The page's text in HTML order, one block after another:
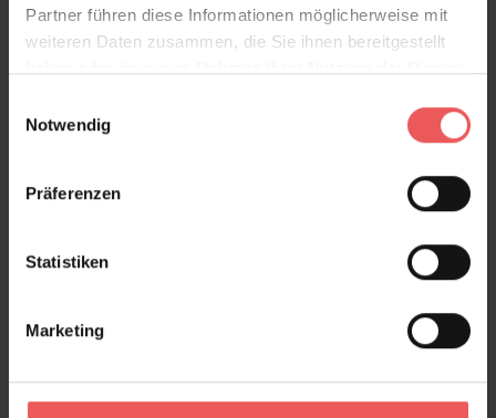
Partner führen diese Informationen möglicherweise mit
weiteren Daten zusammen, die Sie ihnen bereitgestellt
Notwendig
Präferenzen
Statistiken
Marketing